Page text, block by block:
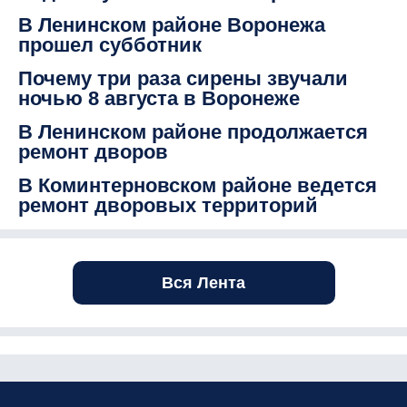
В Ленинском районе Воронежа
прошел субботник
Почему три раза сирены звучали
ночью 8 августа в Воронеже
В Ленинском районе продолжается
ремонт дворов
В Коминтерновском районе ведется
ремонт дворовых территорий
Вся Лента